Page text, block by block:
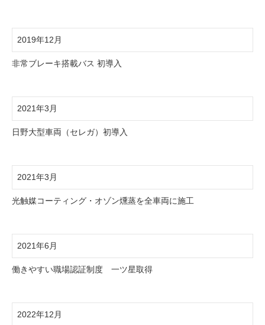
2019年12月
非常ブレーキ搭載バス 初導入
2021年3月
日野大型車両（セレガ）初導入
2021年3月
光触媒コーティング・オゾン燻蒸を全車両に施工
2021年6月
働きやすい職場認証制度 一ツ星取得
2022年12月